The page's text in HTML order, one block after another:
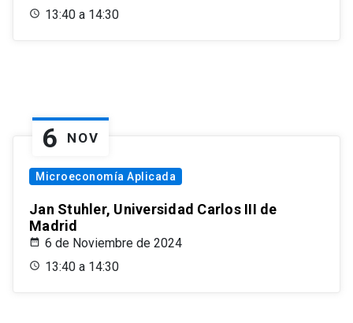
13:40 a 14:30
6 NOV
Microeconomía Aplicada
Jan Stuhler, Universidad Carlos III de
Madrid
6 de Noviembre de 2024
13:40 a 14:30